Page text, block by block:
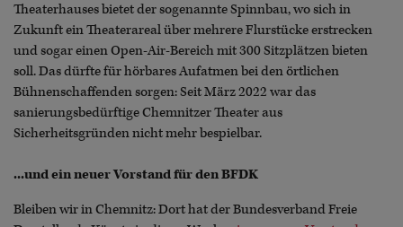
Theaterhauses bietet der sogenannte Spinnbau, wo sich in
Zukunft ein Theaterareal über mehrere Flurstücke erstrecken
und sogar einen Open-Air-Bereich mit 300 Sitzplätzen bieten
soll. Das dürfte für hörbares Aufatmen bei den örtlichen
Bühnenschaffenden sorgen: Seit März 2022 war das
sanierungsbedürftige Chemnitzer Theater aus
Sicherheitsgründen nicht mehr bespielbar.
...und ein neuer Vorstand für den BFDK
Bleiben wir in Chemnitz: Dort hat der Bundesverband Freie